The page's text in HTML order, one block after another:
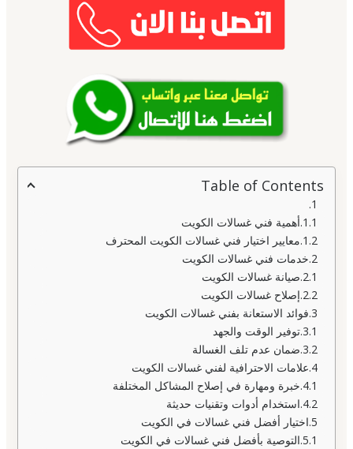
Table of Contents
أهمية فني غسالات الكويت
معايير اختيار فني غسالات الكويت المحترف
خدمات فني غسالات الكويت
صيانة غسالات الكويت
إصلاح غسالات الكويت
فوائد الاستعانة بفني غسالات الكويت
توفير الوقت والجهد
ضمان عدم تلف الغسالة
علامات الاحترافية لفني غسالات الكويت
خبرة ومهارة في إصلاح المشاكل المختلفة
استخدام أدوات وتقنيات حديثة
اختيار أفضل فني غسالات في الكويت
التوصية بأفضل فني غسالات في الكويت